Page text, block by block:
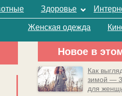
Здоровье
Женская одежда
Новое в
Как
зимой —
для